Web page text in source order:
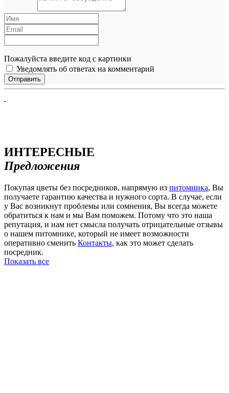
Пожалуйста введите код с картинки
Уведомлять об ответах на комментарий
ИНТЕРЕСНЫЕ
Предложения
Покупая цветы без посредников, напрямую из питомника, Вы
получаете гарантию качества и нужного сорта. В случае, если
у Вас возникнут проблемы или сомнения, Вы всегда можете
обратиться к нам и мы Вам поможем. Потому что это наша
репутация, и нам нет смысла получать отрицательные отзывы
о нашем питомнике, который не имеет возможности
оперативно сменить Контакты, как это может сделать
посредник.
Показать все